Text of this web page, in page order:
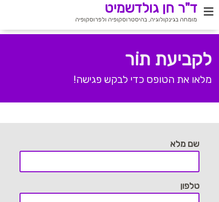
ד"ר חן גולדשמיט
מומחה בגינקולוגיה, בהיסטרוסקופיה ולפרוסקופיה
לקביעת תוֹר
מלאו את הטופס כדי לבקש פגישה!
שם מלא
טלפון